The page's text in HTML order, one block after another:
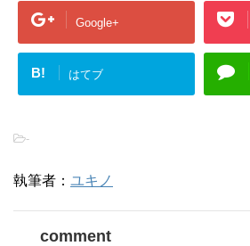
Google+
B! はてブ
-
執筆者： ユキノ
comment